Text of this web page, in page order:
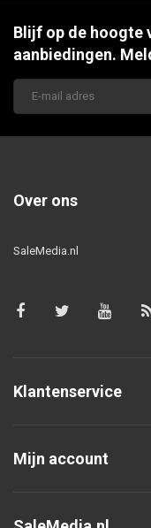
Blijf op de hoogte
aanbiedingen.
Over ons
SaleMedia.nl
Klantenservice
Mijn account